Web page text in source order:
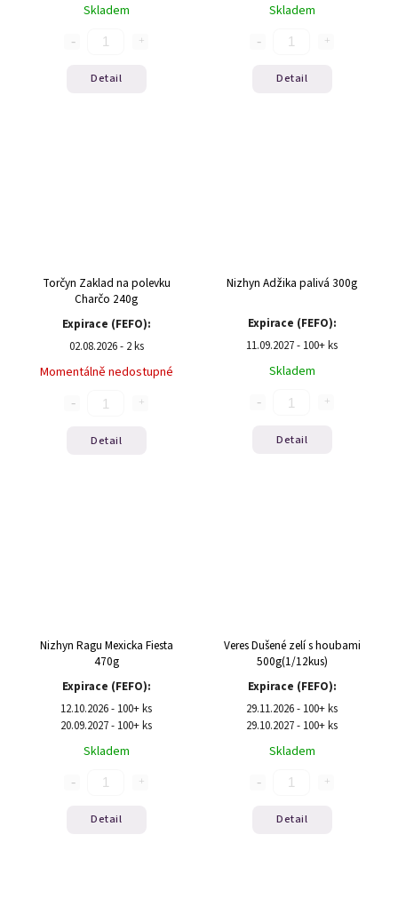
Skladem
Detail
Skladem
Detail
Torčyn Zaklad na polevku
Charčo 240g
Expirace (FEFO):
02.08.2026 - 2 ks
Momentálně nedostupné
Detail
Nizhyn Adžika palivá 300g
Expirace (FEFO):
11.09.2027 - 100+ ks
Skladem
Detail
Nizhyn Ragu Mexicka Fiesta
470g
Expirace (FEFO):
12.10.2026 - 100+ ks
20.09.2027 - 100+ ks
Skladem
Detail
Veres Dušené zelí s houbami
500g(1/12kus)
Expirace (FEFO):
29.11.2026 - 100+ ks
29.10.2027 - 100+ ks
Skladem
Detail